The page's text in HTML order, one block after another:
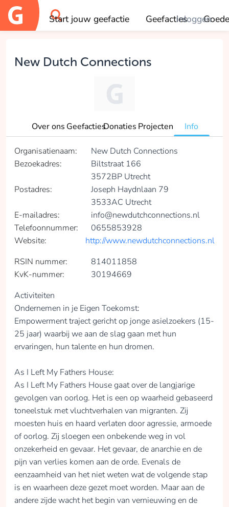
Start jouw geefactie GeefactiesInloggen
OK
New Dutch Connections
Over ons GeefactiesDonaties Projecten Info
Organisatienaam:
New Dutch Connections
Bezoekadres:
Biltstraat 166
3572BP Utrecht
Postadres:
Joseph Haydnlaan 79
3533AC Utrecht
E-mailadres:
info@newdutchconnections.nl
Telefoonnummer:
0655853928
Website:
http://www.newdutchconnections.nl
RSIN nummer:
814011858
KvK-nummer:
30194669
Activiteiten
Ondernemen in je Eigen Toekomst:
Empowerment traject gericht op jonge asielzoekers (15-
25 jaar) waarbij we aan de slag gaan met hun
ervaringen, hun talente en hun dromen.
As I Left My Fathers House:
As I Left My Fathers House gaat over de langjarige
gevolgen van oorlog. Het is een op waarheid gebaseerd
toneelstuk met vluchtverhalen van migranten. Zij
moesten huis en haard verlaten door agressie, armoede
of oorlog. Zij sloegen een onbekende weg in vol
onzekerheid en gevaar. Het gevaar, de anarchie en de
pijn van verlies komen aan de orde. Evenals de
eenzaamheid van het niet weten wat de volgende stap
is en waarheen deze gezet moet worden. Maar aan de
andere zijde wacht het begin van vernieuwing en de